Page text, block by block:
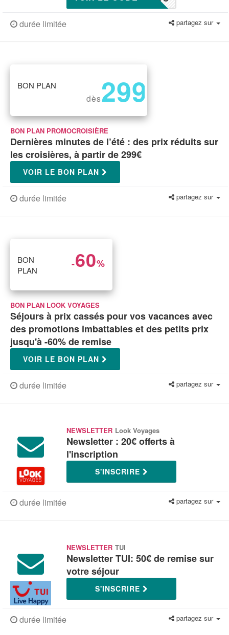
durée limitée partagez sur
BON PLAN
dès299
BON PLAN PROMOCROISIÈRE
Dernières minutes de l’été : des prix réduits sur
les croisières, à partir de 299€
VOIR LE BON PLAN
durée limitée partagez sur
BON
PLAN
-60%
BON PLAN LOOK VOYAGES
Séjours à prix cassés pour vos vacances avec
des promotions imbattables et des petits prix
jusqu'à -60% de remise
VOIR LE BON PLAN
durée limitée partagez sur
NEWSLETTER Look Voyages
Newsletter : 20€ offerts à
l'inscription
S'INSCRIRE
durée limitée partagez sur
NEWSLETTER TUI
Newsletter TUI: 50€ de remise sur
votre séjour
S'INSCRIRE
durée limitée partagez sur